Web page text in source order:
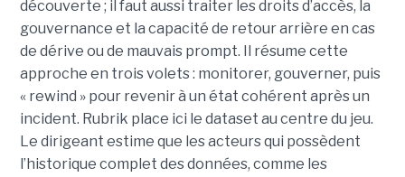
découverte ; il faut aussi traiter les droits d’accès, la
gouvernance et la capacité de retour arrière en cas
de dérive ou de mauvais prompt. Il résume cette
approche en trois volets : monitorer, gouverner, puis
« rewind » pour revenir à un état cohérent après un
incident. Rubrik place ici le dataset au centre du jeu.
Le dirigeant estime que les acteurs qui possèdent
l’historique complet des données, comme les